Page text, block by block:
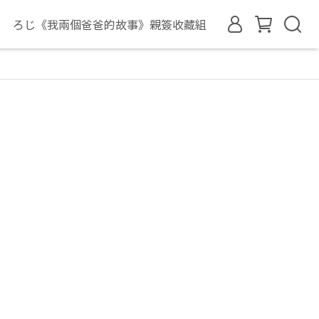
ろじ《我兩個爸爸的故事》親簽收藏組